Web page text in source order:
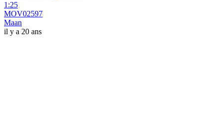
1:25
MOV02597
Maan
il y a 20 ans